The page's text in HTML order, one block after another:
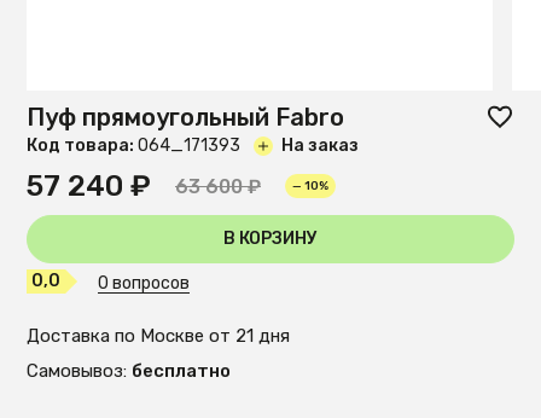
Пуф прямоугольный Fabro
Код товара: O64_171393 На заказ
57 240 ₽ 63 600 ₽ — 10%
В КОРЗИНУ
0,0 0 вопросов
Доставка по Москве от 21 дня
Самовывоз: бесплатно